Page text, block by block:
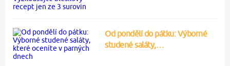
Od pondělí do pátku: Výborné
studené saláty,…